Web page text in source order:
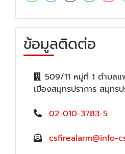
ข้อมูลติดต่อ
509/11 หมู่ที่ 1 ตำบลแ
เมืองสมุทรปราการ สมุทร
02-010-3783-5
csfirealarm@info-